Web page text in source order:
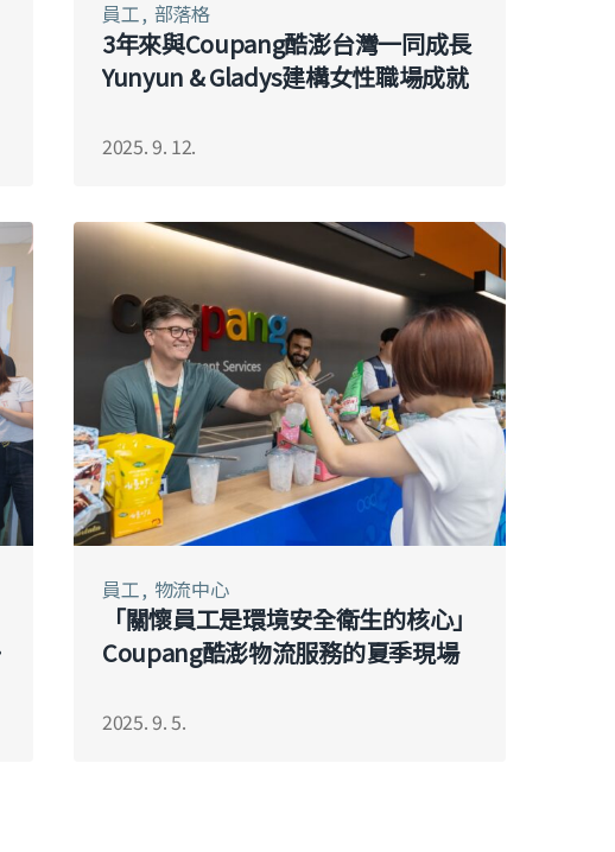
員工 部落格
3年來與Coupang酷澎台灣一同成長
Yunyun & Gladys建構女性職場成就
2025. 9. 12.
員工 物流中心
「關懷員工是環境安全衛生的核心」
Coupang酷澎物流服務的夏季現場
2025. 9. 5.